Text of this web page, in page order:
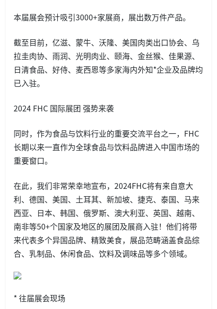
本届展会预计吸引3000+家展商，展出数万件产品。
截至目前，亿滋、蒙牛、沃隆、美国肉类出口协会、乌
拉圭肉协、雨润、光明肉业、颐海、金丝猴、佳果源、
日清食品、好侍、麦西恩等多家海内外知*企业及品牌均
已入驻。
2024 FHC 国际展团 强势来袭
同时，作为食品与饮料行业的重要交流平台之一，FHC
长期以来一直作为全球食品与饮料品牌进入中国市场的
重要窗口。
在此，我们非常荣幸地宣布，2024FHC将有来自意大
利、德国、美国、土耳其、新加坡、捷克、泰国、马来
西亚、日本、韩国、俄罗斯、澳大利亚、英国、越南、
南非等50+个国家及地区的展团及展商入驻！他们将带
来代表多个异国品牌、精致美食，展品范畴涵盖食品综
合、乳制品、休闲食品、饮料及调味品等多个领域。
* 往届展会现场